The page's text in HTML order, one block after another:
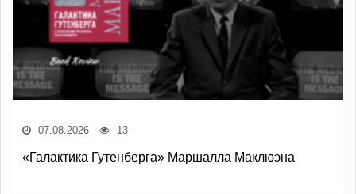
07.08.2026 13
«Галактика Гутенберга» Маршалла Маклюэна